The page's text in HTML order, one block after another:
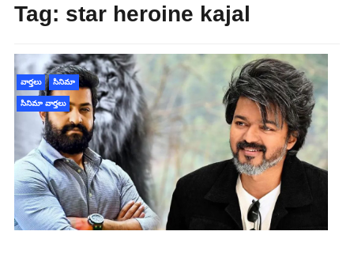
Tag: star heroine kajal
వార్తలు సినిమా
సినిమా వార్తలు